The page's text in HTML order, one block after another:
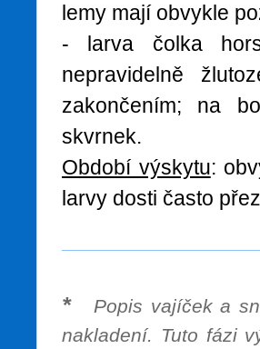
lemy mají obvykle
- larva čolka
nepravidelně
zakončením; na
skvrnek.
Období výskytu:
larvy dosti často
*
Popis vajíček a
nakladení. Tuto fázi